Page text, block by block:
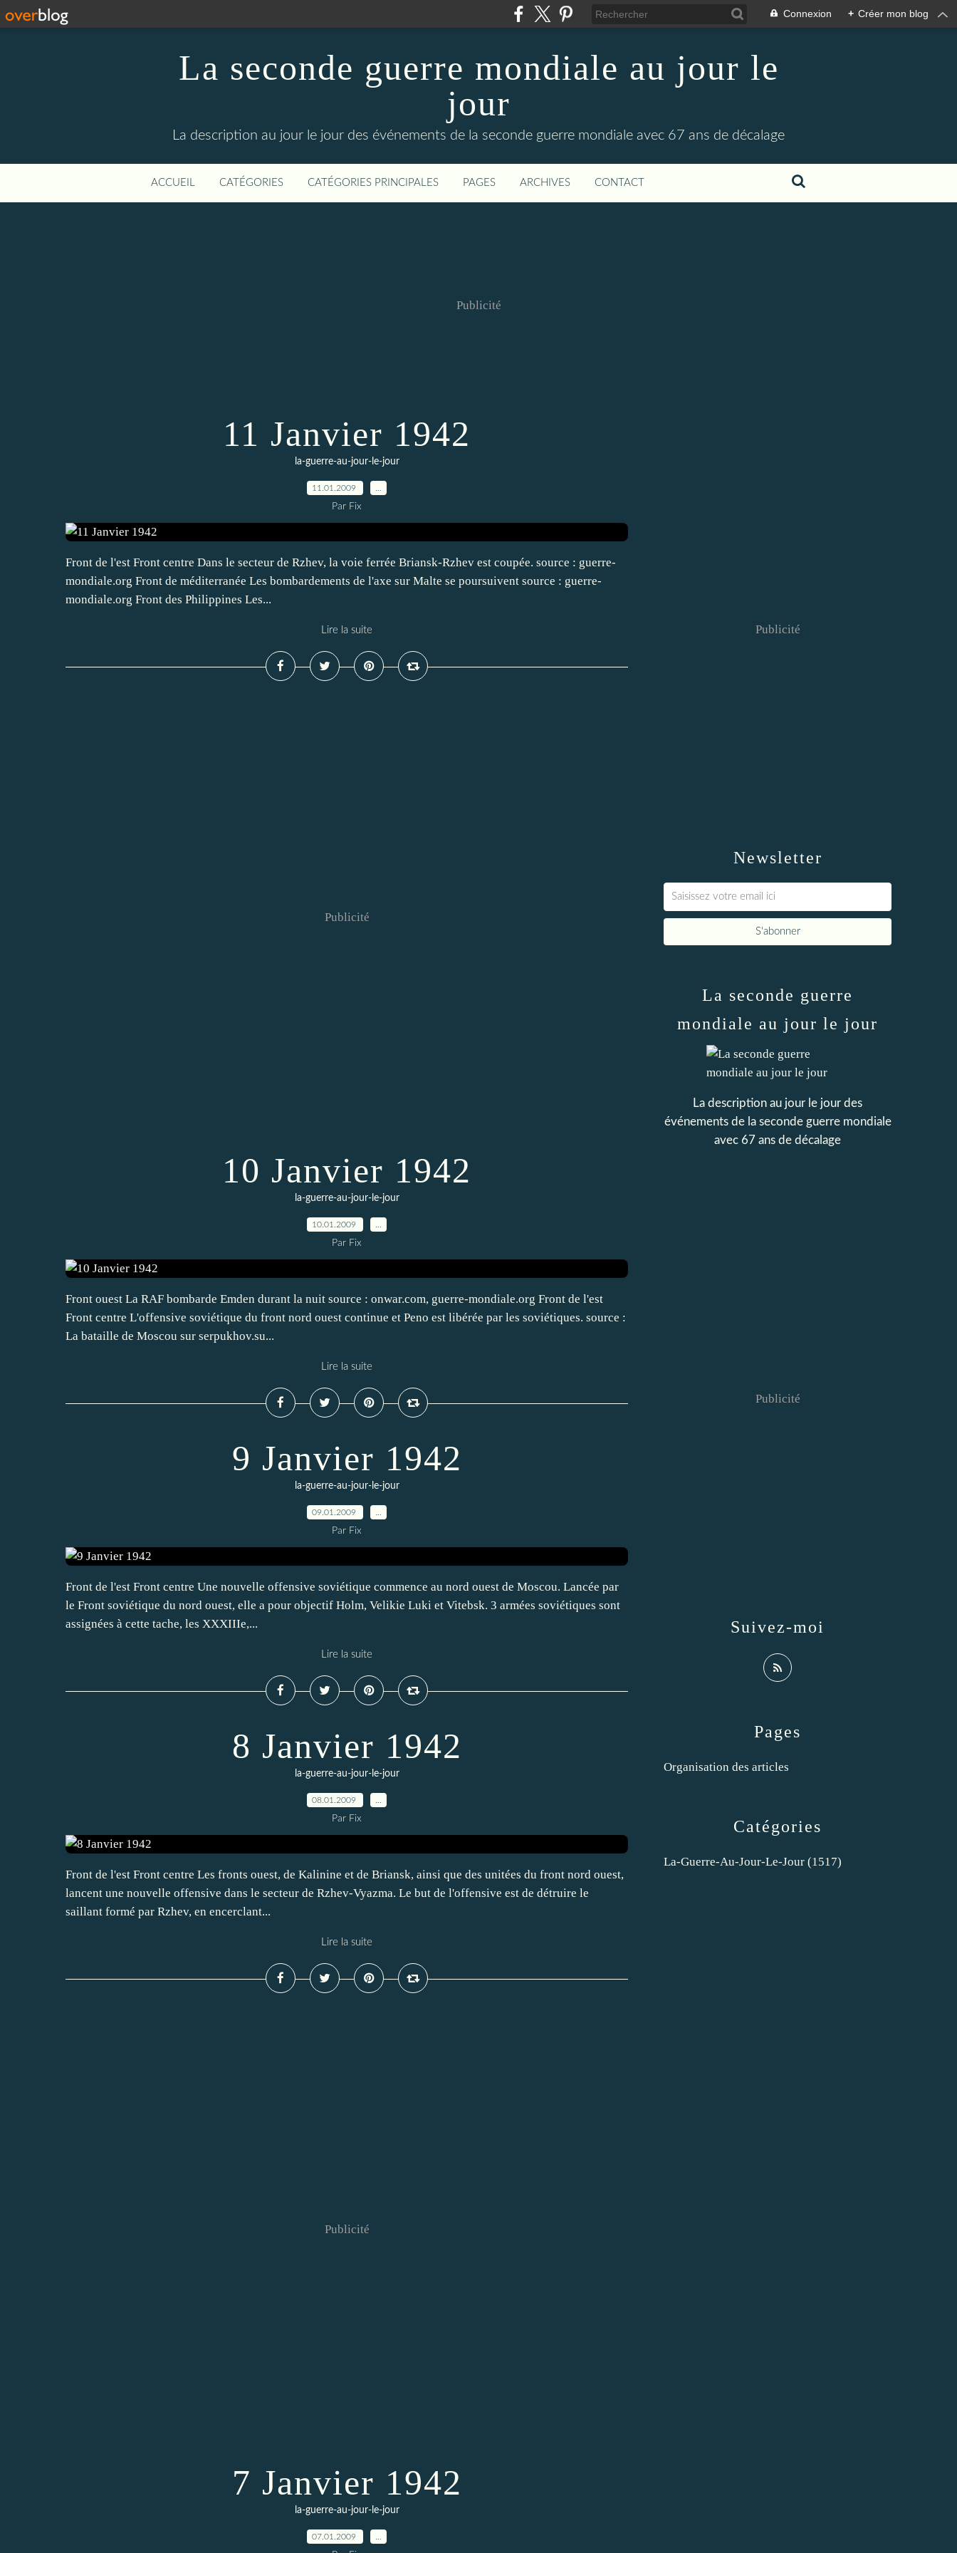
Connexion + Créer mon blog
La seconde guerre mondiale au jour le
jour
La description au jour le jour des événements de la seconde guerre mondiale avec 67 ans de décalage
ACCUEIL CATÉGORIES CATÉGORIES PRINCIPALES PAGES ARCHIVES CONTACT
Publicité
11 Janvier 1942
la-guerre-au-jour-le-jour
11.01.2009
Par Fix
Front de l'est Front centre Dans le secteur de Rzhev, la voie ferrée Briansk-Rzhev est coupée. source : guerre-
mondiale.org Front de méditerranée Les bombardements de l'axe sur Malte se poursuivent source : guerre-
mondiale.org Front des Philippines Les...
Lire la suite
Publicité
10 Janvier 1942
la-guerre-au-jour-le-jour
10.01.2009
Par Fix
Front ouest La RAF bombarde Emden durant la nuit source : onwar.com, guerre-mondiale.org Front de l'est
Front centre L'offensive soviétique du front nord ouest continue et Peno est libérée par les soviétiques. source :
La bataille de Moscou sur serpukhov.su...
Lire la suite
9 Janvier 1942
la-guerre-au-jour-le-jour
09.01.2009
Par Fix
Front de l'est Front centre Une nouvelle offensive soviétique commence au nord ouest de Moscou. Lancée par
le Front soviétique du nord ouest, elle a pour objectif Holm, Velikie Luki et Vitebsk. 3 armées soviétiques sont
assignées à cette tache, les XXXIIIe,...
Lire la suite
8 Janvier 1942
la-guerre-au-jour-le-jour
08.01.2009
Par Fix
Front de l'est Front centre Les fronts ouest, de Kalinine et de Briansk, ainsi que des unitées du front nord ouest,
lancent une nouvelle offensive dans le secteur de Rzhev-Vyazma. Le but de l'offensive est de détruire le
saillant formé par Rzhev, en encerclant...
Lire la suite
Publicité
7 Janvier 1942
la-guerre-au-jour-le-jour
07.01.2009
Newsletter
Publicité
Catégories
La-Guerre-Au-Jour-Le-Jour (1517)
Pages
Organisation des articles
La seconde guerre
mondiale au jour le jour
La description au jour le jour des
événements de la seconde guerre mondiale
avec 67 ans de décalage
Suivez-moi
Publicité